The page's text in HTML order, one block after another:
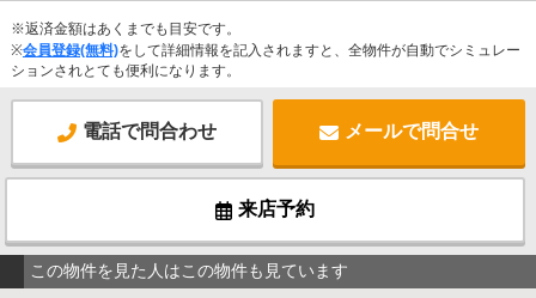
※返済金額はあくまでも目安です。
※会員登録(無料)をして詳細情報を記入されますと、全物件が自動でシミュレー
ションされとても便利になります。
電話で問合わせ メールで問合せ
来店予約
この物件を見た人はこの物件も見ています